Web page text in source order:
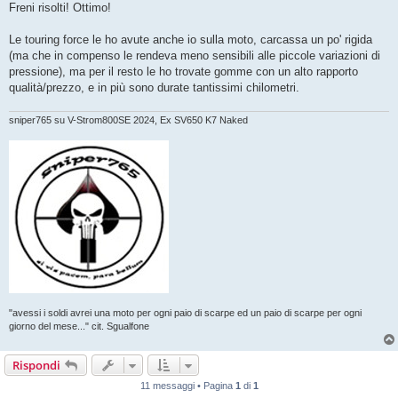
s
g
i
o
Freni risolti! Ottimo!
Le touring force le ho avute anche io sulla moto, carcassa un po' rigida
(ma che in compenso le rendeva meno sensibili alle piccole variazioni di
pressione), ma per il resto le ho trovate gomme con un alto rapporto
qualità/prezzo, e in più sono durate tantissimi chilometri.
sniper765 su V-Strom800SE 2024, Ex SV650 K7 Naked
"avessi i soldi avrei una moto per ogni paio di scarpe ed un paio di scarpe per ogni
giorno del mese..." cit. Sgualfone
Rispondi
11 messaggi • Pagina 1di 1